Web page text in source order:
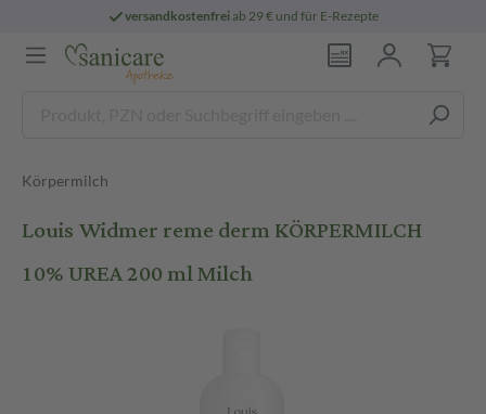
versandkostenfreiab 29 € und für E-Rezepte
Körpermilch
Louis Widmer reme derm KÖRPERMILCH
10% UREA 200 ml Milch